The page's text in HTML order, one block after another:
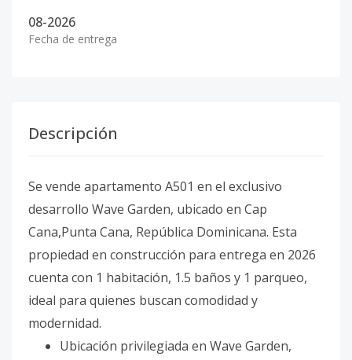
08-2026
Fecha de entrega
Descripción
Se vende apartamento A501 en el exclusivo
desarrollo Wave Garden, ubicado en Cap
Cana,Punta Cana, República Dominicana. Esta
propiedad en construcción para entrega en 2026
cuenta con 1 habitación, 1.5 baños y 1 parqueo,
ideal para quienes buscan comodidad y
modernidad.
Ubicación privilegiada en Wave Garden,